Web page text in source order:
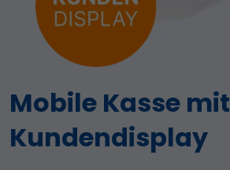
Mobile Kasse mit
Kundendisplay